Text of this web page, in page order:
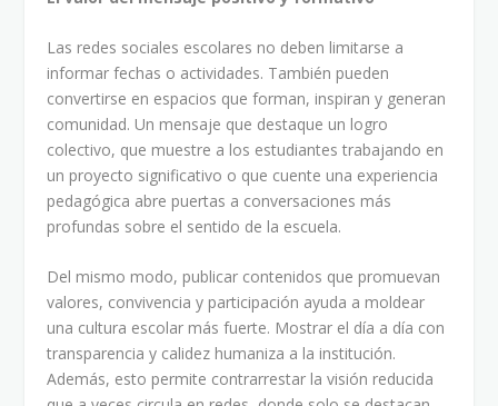
Las redes sociales escolares no deben limitarse a
informar fechas o actividades. También pueden
convertirse en espacios que forman, inspiran y generan
comunidad. Un mensaje que destaque un logro
colectivo, que muestre a los estudiantes trabajando en
un proyecto significativo o que cuente una experiencia
pedagógica abre puertas a conversaciones más
profundas sobre el sentido de la escuela.
Del mismo modo, publicar contenidos que promuevan
valores, convivencia y participación ayuda a moldear
una cultura escolar más fuerte. Mostrar el día a día con
transparencia y calidez humaniza a la institución.
Además, esto permite contrarrestar la visión reducida